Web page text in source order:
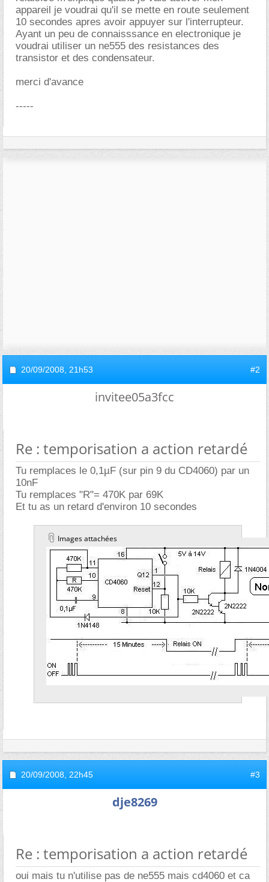
appareil je voudrai qu'il se mette en route seulement
10 secondes apres avoir appuyer sur l'interrupteur.
Ayant un peu de connaisssance en electronique je
voudrai utiliser un ne555 des resistances des
transistor et des condensateur.
merci d'avance
-----
20/09/2008, 21h53 #2
invitee05a3fcc
Re : temporisation a action retardé
Tu remplaces le 0,1µF (sur pin 9 du CD4060) par un
10nF
Tu remplaces "R"= 470K par 69K
Et tu as un retard d'environ 10 secondes
Images attachées
20/09/2008, 22h45 #3
dje8269
Re : temporisation a action retardé
oui mais tu n'utilise pas de ne555 mais cd4060 et ca